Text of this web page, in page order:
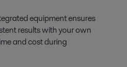
equipment ensures
results with your own
and cost during